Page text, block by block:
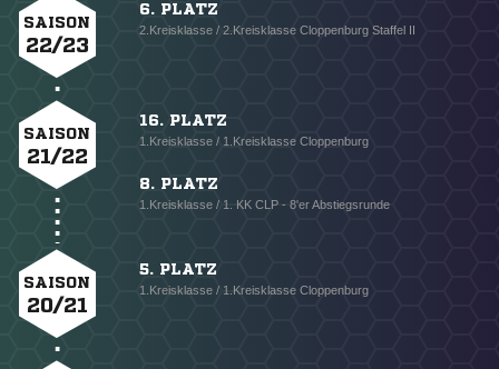
SAISON
22/23
6. PLATZ
2.Kreisklasse / 2.Kreisklasse Cloppenburg Staffel II
SAISON
21/22
16. PLATZ
1.Kreisklasse / 1.Kreisklasse Cloppenburg
8. PLATZ
1.Kreisklasse / 1. KK CLP - 8'er Abstiegsrunde
SAISON
20/21
5. PLATZ
1.Kreisklasse / 1.Kreisklasse Cloppenburg